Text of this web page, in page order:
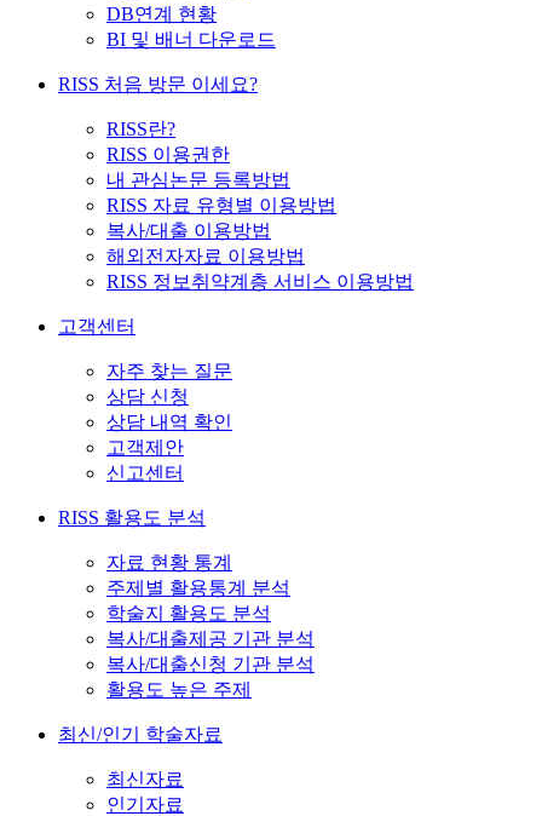
DB연계 현황
BI 및 배너 다운로드
RISS 처음 방문 이세요?
RISS란?
RISS 이용권한
내 관심논문 등록방법
RISS 자료 유형별 이용방법
복사/대출 이용방법
해외전자자료 이용방법
RISS 정보취약계층 서비스 이용방법
고객센터
자주 찾는 질문
상담 신청
상담 내역 확인
고객제안
신고센터
RISS 활용도 분석
자료 현황 통계
주제별 활용통계 분석
학술지 활용도 분석
복사/대출제공 기관 분석
복사/대출신청 기관 분석
활용도 높은 주제
최신/인기 학술자료
최신자료
인기자료